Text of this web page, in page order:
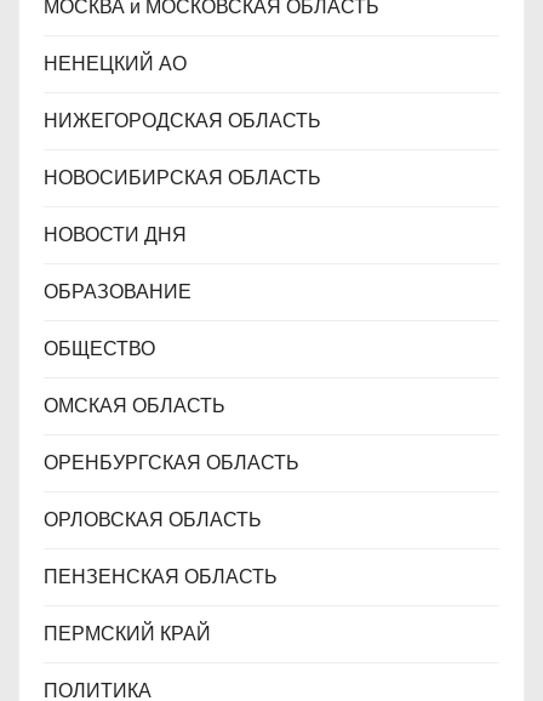
МОСКВА и МОСКОВСКАЯ ОБЛАСТЬ
НЕНЕЦКИЙ АО
НИЖЕГОРОДСКАЯ ОБЛАСТЬ
НОВОСИБИРСКАЯ ОБЛАСТЬ
НОВОСТИ ДНЯ
ОБРАЗОВАНИЕ
ОБЩЕСТВО
ОМСКАЯ ОБЛАСТЬ
ОРЕНБУРГСКАЯ ОБЛАСТЬ
ОРЛОВСКАЯ ОБЛАСТЬ
ПЕНЗЕНСКАЯ ОБЛАСТЬ
ПЕРМСКИЙ КРАЙ
ПОЛИТИКА